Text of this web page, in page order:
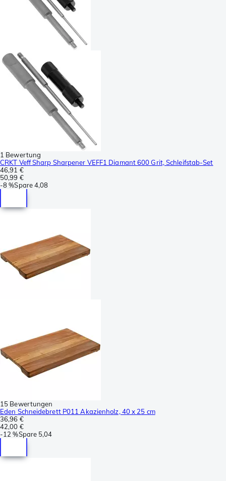
1 Bewertung
CRKT Veff Sharp Sharpener VEFF1 Diamant 600 Grit, Schleifstab-Set
46,91 €
50,99 €
-8 %Spare4,08
15 Bewertungen
Eden Schneidebrett P011 Akazienholz, 40 x 25 cm
36,96 €
42,00 €
-12 %Spare 5,04